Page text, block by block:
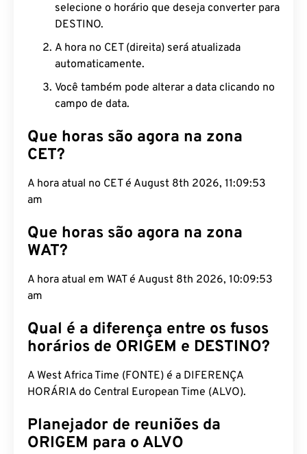
selecione o horário que deseja converter para
DESTINO.
A hora no CET (direita) será atualizada
automaticamente.
Você também pode alterar a data clicando no
campo de data.
Que horas são agora na zona
CET?
A hora atual no CET é August 8th 2026, 11:09:54
am
Que horas são agora na zona
WAT?
A hora atual em WAT é August 8th 2026, 10:09:54
am
Qual é a diferença entre os fusos
horários de ORIGEM e DESTINO?
A West Africa Time (FONTE) é a DIFERENÇA
HORÁRIA do Central European Time (ALVO).
Planejador de reuniões da
ORIGEM para o ALVO